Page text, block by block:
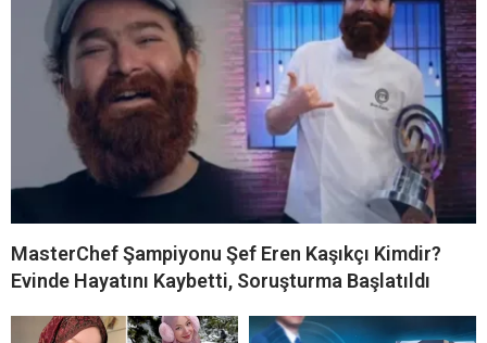
MasterChef Şampiyonu Şef Eren Kaşıkçı Kimdir?
Evinde Hayatını Kaybetti, Soruşturma Başlatıldı